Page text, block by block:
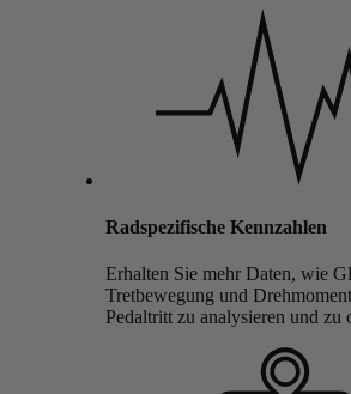
Radspezifische Kennzahlen
Erhalten Sie mehr Daten, wie
Tretbewegung und
Pedaltritt zu analysieren und zu